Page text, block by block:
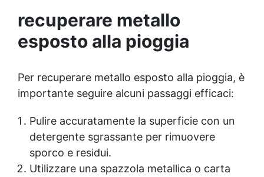
recuperare metallo
esposto alla pioggia
Per recuperare metallo esposto alla pioggia, è
importante seguire alcuni passaggi efficaci:
Pulire accuratamente la superficie con un
detergente sgrassante per rimuovere
sporco e residui.
Utilizzare una spazzola metallica o carta